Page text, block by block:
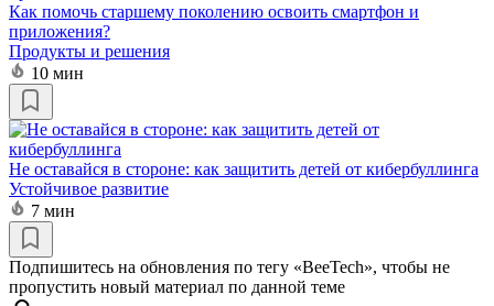
Как помочь старшему поколению освоить смартфон и
приложения?
Продукты и решения
10 мин
Не оставайся в стороне: как защитить детей от кибербуллинга
Устойчивое развитие
7 мин
Подпишитесь на обновления по тегу «BeeTech», чтобы не
пропустить новый материал по данной теме